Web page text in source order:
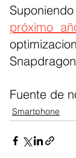
próximo
Fuente de
Smartphone